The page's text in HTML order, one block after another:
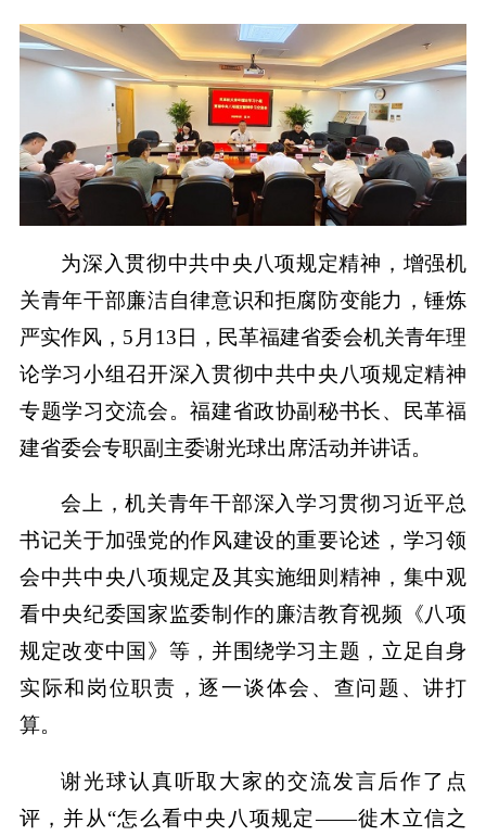
为深入贯彻中共中央八项规定精神，增强机
关青年干部廉洁自律意识和拒腐防变能力，锤炼
严实作风，5月13日，民革福建省委会机关青年理
论学习小组召开深入贯彻中共中央八项规定精神
专题学习交流会。福建省政协副秘书长、民革福
建省委会专职副主委谢光球出席活动并讲话。
会上，机关青年干部深入学习贯彻习近平总
书记关于加强党的作风建设的重要论述，学习领
会中共中央八项规定及其实施细则精神，集中观
看中央纪委国家监委制作的廉洁教育视频《八项
规定改变中国》等，并围绕学习主题，立足自身
实际和岗位职责，逐一谈体会、查问题、讲打
算。
谢光球认真听取大家的交流发言后作了点
评，并从“怎么看中央八项规定——徙木立信之